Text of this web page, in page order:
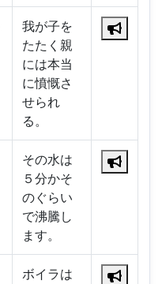
我が子を
たたく親
には本当
に憤慨さ
せられ
る。
その水は
５分かそ
のぐらい
で沸騰し
ます。
ボイラは